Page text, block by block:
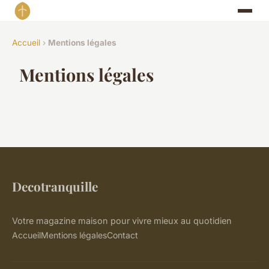
Accueil › Mentions légales
Mentions légales
Decotranquille
Votre magazine maison pour vivre mieux au quotidien
AccueilMentions légalesContact